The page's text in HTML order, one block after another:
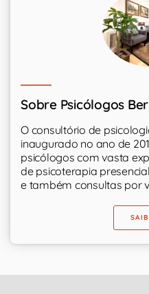
Sobre Psicólogos
O consultório de
inaugurado no ano de
psicólogos com vasta
de psicoterapia
e também consultas por